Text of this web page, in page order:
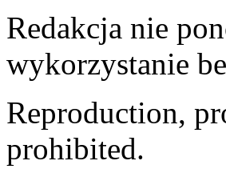
Redakcja nie
wykorzystanie
Reproduction,
prohibited.